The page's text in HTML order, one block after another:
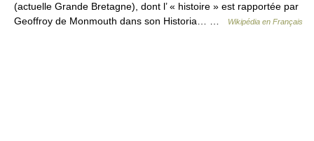
(actuelle Grande Bretagne), dont l’ « histoire » est rapportée par
Geoffroy de Monmouth dans son Historia… …
Wikipédia en Français